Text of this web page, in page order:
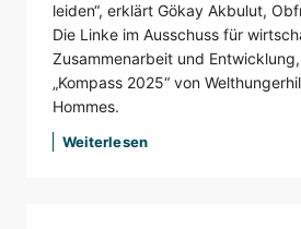
leiden“, erklärt Gökay Akbulut,
Die Linke im Ausschuss für
Zusammenarbeit und
„Kompass 2025“ von
Hommes.
Weiterlesen